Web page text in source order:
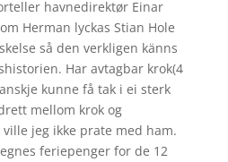
havnedirektør Einar
Herman lyckas Stian Hole
så den verkligen känns
Har avtagbar krok(4
kunne få tak i ei sterk
mellom krok og
jeg ikke prate med ham.
feriepenger for de 12